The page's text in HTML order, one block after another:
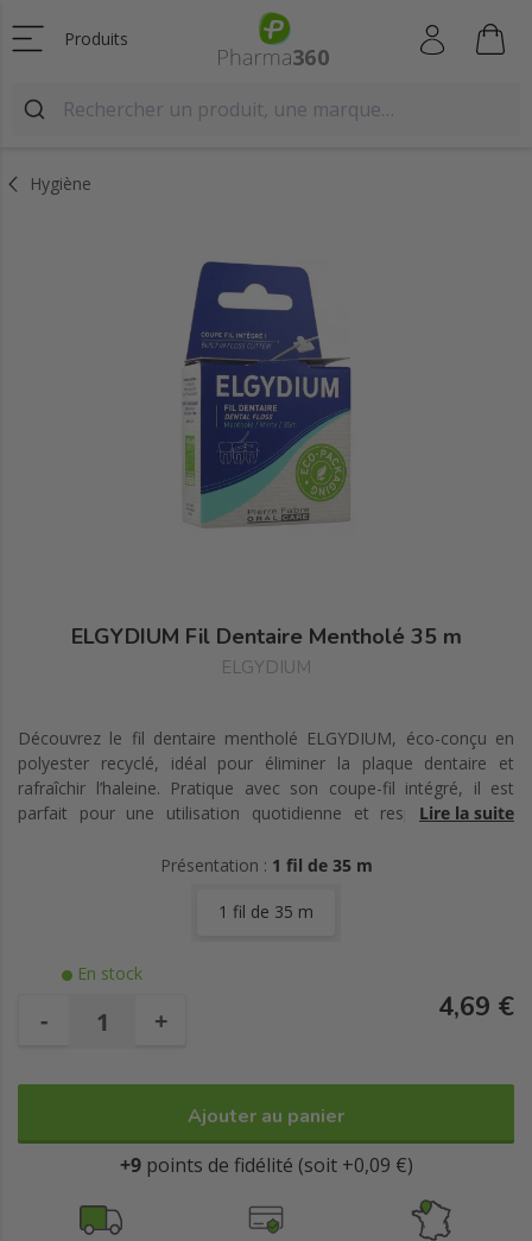
Produits
Hygiène
ELGYDIUM Fil Dentaire Mentholé 35 m
ELGYDIUM
Découvrez le fil dentaire mentholé ELGYDIUM, éco-conçu en
polyester recyclé, idéal pour éliminer la plaque dentaire et
rafraîchir l’haleine. Pratique avec son coupe-fil intégré, il est
parfait pour une utilisation quotidienne et respectueuse de
Lire la suite
Présentation : 1 fil de 35 m
1 fil de 35 m
En stock
- + 4,69 €
Ajouter au panier
+9 points de fidélité (soit +0,09 €)